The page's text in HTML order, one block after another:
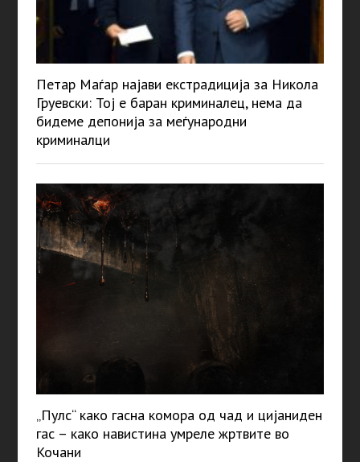
Петар Маѓар најави екстрадиција за Никола
Груевски: Тој е баран криминалец, нема да
бидеме депонија за меѓународни
криминалци
„Пулс“ како гасна комора од чад и цијаниден
гас – како навистина умреле жртвите во
Кочани